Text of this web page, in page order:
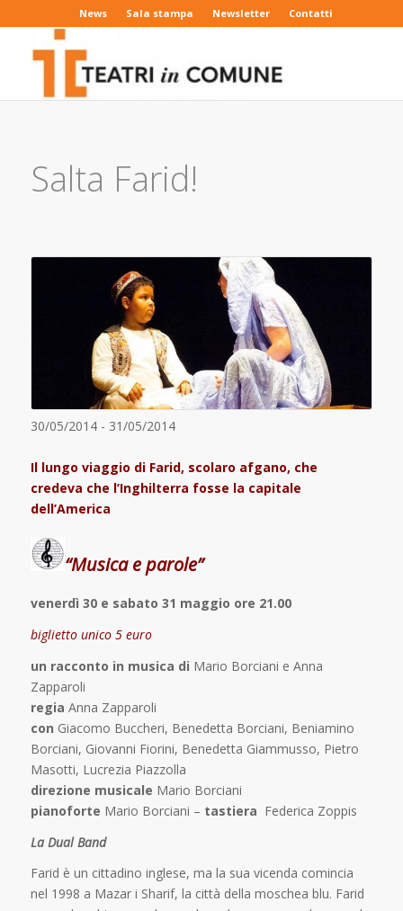
News Sala stampa Newsletter Contatti
Salta Farid!
30/05/2014 - 31/05/2014
Il lungo viaggio di Farid, scolaro afgano, che
credeva che l’Inghilterra fosse la capitale
dell’America
“Musica e parole”
venerdì 30 e sabato 31 maggio ore 21.00
biglietto unico 5 euro
un racconto in musica di Mario Borciani e Anna
Zapparoli
regia Anna Zapparoli
con Giacomo Buccheri, Benedetta Borciani, Beniamino
Borciani, Giovanni Fiorini, Benedetta Giammusso, Pietro
Masotti, Lucrezia Piazzolla
direzione musicale Mario Borciani
pianoforte Mario Borciani – tastiera Federica Zoppis
La Dual Band
Farid è un cittadino inglese, ma la sua vicenda comincia
nel 1998 a Mazar i Sharif, la città della moschea blu. Farid